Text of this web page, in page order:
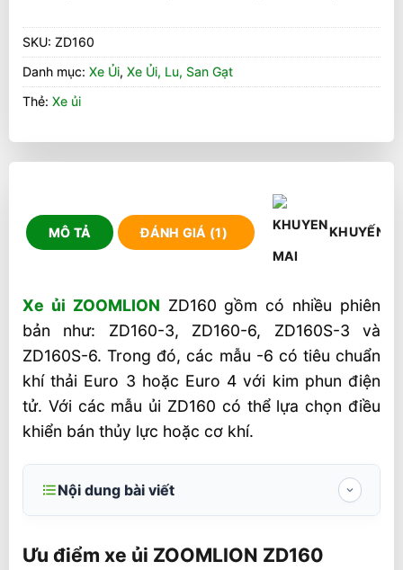
SKU: ZD160
Danh mục: Xe Ủi, Xe Ủi, Lu, San Gạt
Thẻ: Xe ủi
MÔ TẢ ĐÁNH GIÁ (1) KHUYẾN
Xe ủi ZOOMLION ZD160 gồm có nhiều phiên
bản như: ZD160-3, ZD160-6, ZD160S-3 và
ZD160S-6. Trong đó, các mẫu -6 có tiêu chuẩn
khí thải Euro 3 hoặc Euro 4 với kim phun điện
tử. Với các mẫu ủi ZD160 có thể lựa chọn điều
khiển bán thủy lực hoặc cơ khí.
Nội dung bài viết
Thông số kỹ thuật máy ủi ZOOMLION
Ưu điểm xe ủi ZOOMLION ZD160